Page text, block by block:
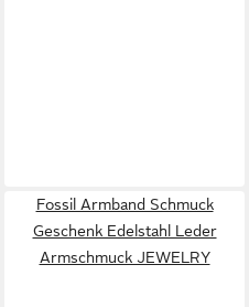
Fossil Armband Schmuck
Geschenk Edelstahl Leder
Armschmuck JEWELRY